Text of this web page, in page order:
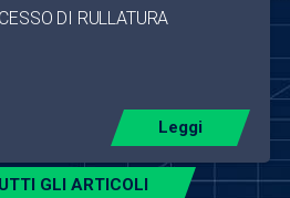
DI RULLATURA
Leggi
GLI ARTICOLI